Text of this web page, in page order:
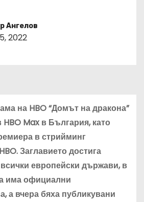
Ангелов
2022
на HBO“Домът на дракона”
Max в България, като
в стрийминг
Заглавието достига
европейски държави, в
има официални
а вчера бяха публикувани